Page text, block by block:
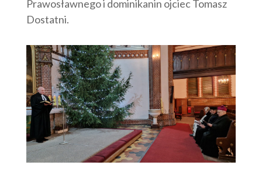
Prawosławnego i dominikanin ojciec Tomasz
Dostatni.